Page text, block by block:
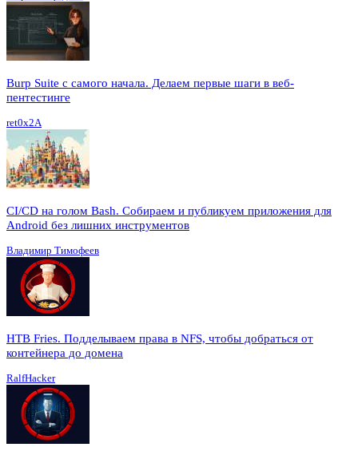
Burp Suite с самого начала. Делаем первые шаги в веб-
пентестинге
ret0x2A
CI/CD на голом Bash. Собираем и публикуем приложения для
Android без лишних инструментов
Владимир Тимофеев
HTB Fries. Подделываем права в NFS, чтобы добраться от
контейнера до домена
RalfHacker